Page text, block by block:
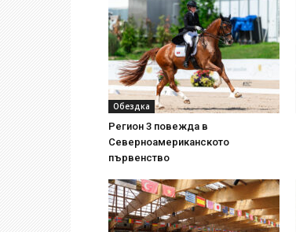
Обездка
Регион 3 повежда в
Северноамериканското
първенство